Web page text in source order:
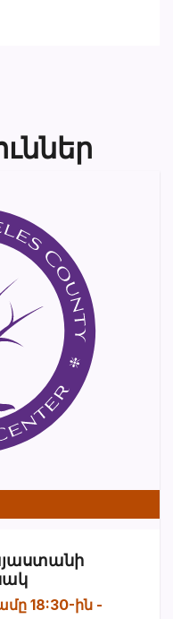
18:30-ին -